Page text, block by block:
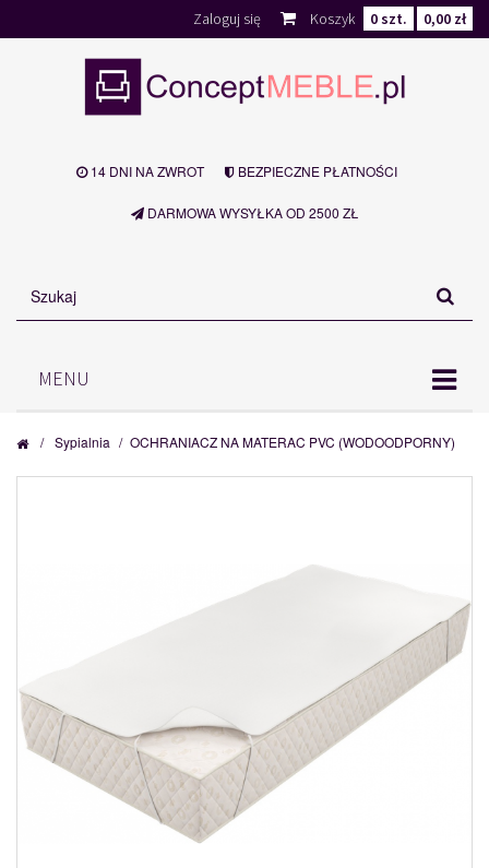
Koszyk 0szt. 0,00 zł
Zaloguj się
14 DNI NA ZWROT BEZPIECZNE PŁATNOŚCI
DARMOWA WYSYŁKA OD 2500 ZŁ
MENU
/ Sypialnia / OCHRANIACZ NA MATERAC PVC (WODOODPORNY)